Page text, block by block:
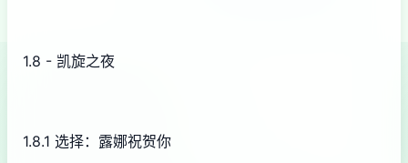
1.8 - 凯旋之夜
1.8.1 选择：露娜祝贺你